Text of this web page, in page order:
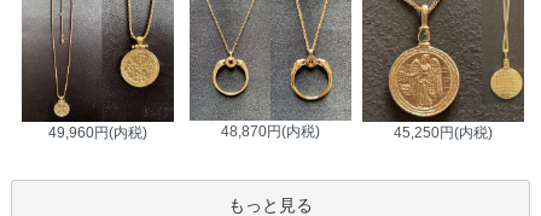
49,960円(内税) 48,870円(内税) 45,250円(内税)
もっと見る